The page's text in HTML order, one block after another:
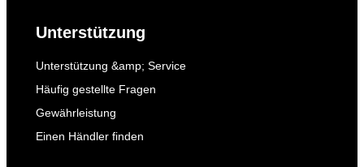
Unterstützung
Unterstützung &amp; Service
Häufig gestellte Fragen
Gewährleistung
Einen Händler finden